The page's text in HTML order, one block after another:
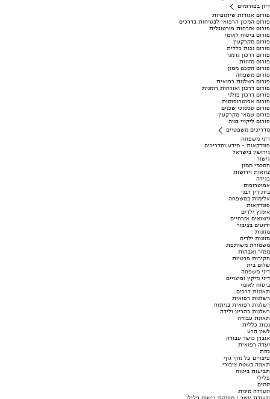
דיון בפורומים
פורום אגודות שיתופיות
פורום המכון הרפואי לבטיחות בדרכים
פורום אזרחות פורטוגלית
פורום ביטוח לאומי
פורום מקרקעין
פורום נכות כללית
פורום דרכון גרמני
פורום מזונות
פורום הסכם ממון
פורום משפחה
פורום רשלנות רפואית
פורום דרכון ואזרחות רומנית
פורום דרכון פולני
פורום אפוטרופוסות
פורום סכסוכי שכנים
פורום שמאי מקרקעין
פורום ליקויי בניה
מדריכים משפטיים
דיני משפחה
פונדקאות - מידע ומדריכים
גירושין בישראל
גישור
הסכמי ממון
צוואות וירושות
בגידה
אפוטרופוס
בית דין רבני
אלימות במשפחה
פונדקאות
אימוץ ילדים
נישואים אזרחיים
ידועים בציבור
מזונות
מזונות ילדים
משמורת משותפת
ממזר ואבהות
חקירות פרטיות
שלום בית
דיני משפחה
דיני נזיקין ופיצויים
ביטוח לאומי
תאונות דרכים
רשלנות רפואית
רשלנות רפואית בניתוח
רשלנות בהריון ולידה
תאונת עבודה
נכות כללית
לשון הרע
אובדן כושר עבודה
ועדה רפואית
גזזת
פיצויים על נזקי גוף
תאונה בשטח ציבורי
תביעות ביטוח
פלילי
סמים
הטרדה מינית
תעודת יושר / מחיקת רישום פלילי